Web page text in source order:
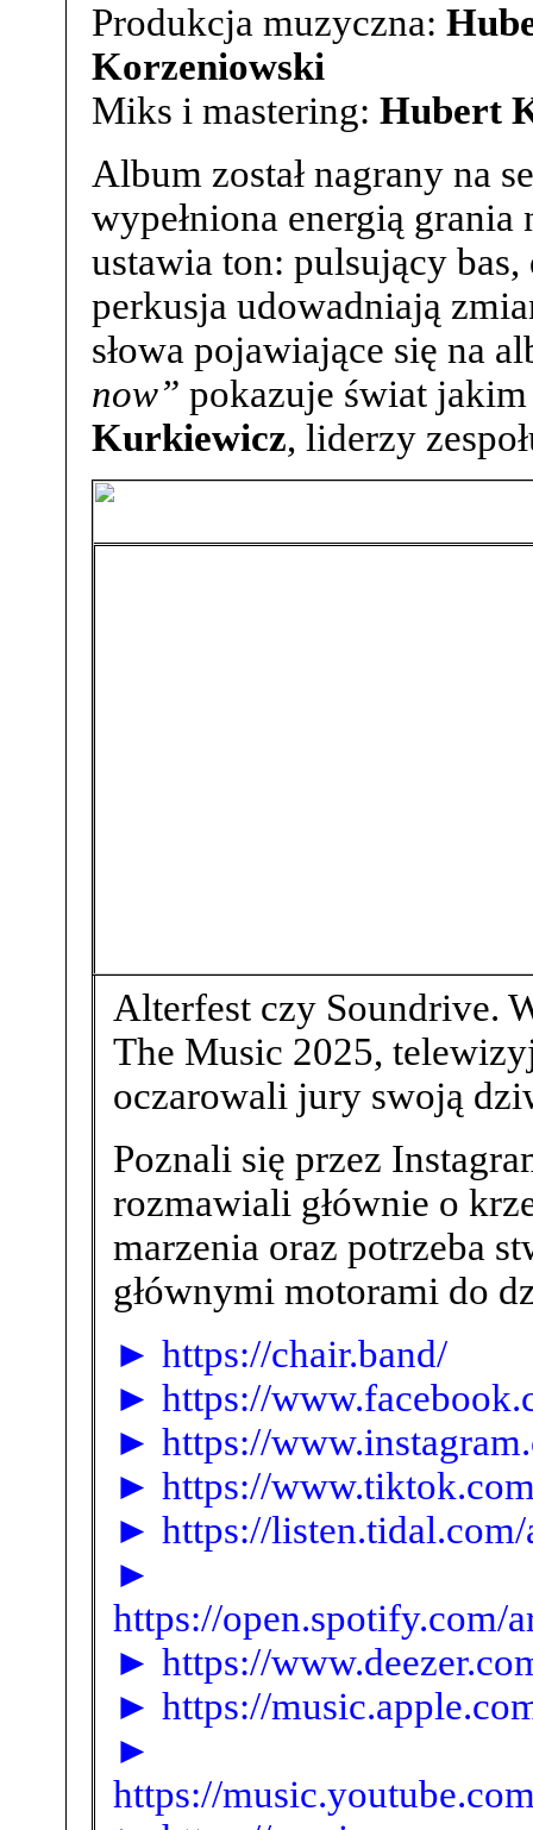
Produkcja muzyczna:
Korzeniowski
Miks i mastering: Hubert
Album został nagrany na
wypełniona energią
ustawia ton: pulsujący
perkusja udowadniają
słowa pojawiające się na
now” pokazuje świat
Kurkiewicz, liderzy
Alterfest czy Soundrive.
The Music 2025,
oczarowali jury swoją
Poznali się przez
rozmawiali głównie o
marzenia oraz potrzeba
głównymi motorami do
► https://chair.band/
► https://
► https://
► https://
► https://
►
https://
► https://
► https://
►
https://